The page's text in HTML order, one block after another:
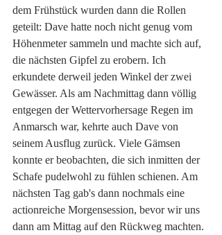
dem Frühstück wurden dann die Rollen
geteilt: Dave hatte noch nicht genug vom
Höhenmeter sammeln und machte sich auf,
die nächsten Gipfel zu erobern. Ich
erkundete derweil jeden Winkel der zwei
Gewässer. Als am Nachmittag dann völlig
entgegen der Wettervorhersage Regen im
Anmarsch war, kehrte auch Dave von
seinem Ausflug zurück. Viele Gämsen
konnte er beobachten, die sich inmitten der
Schafe pudelwohl zu fühlen schienen. Am
nächsten Tag gab's dann nochmals eine
actionreiche Morgensession, bevor wir uns
dann am Mittag auf den Rückweg machten.